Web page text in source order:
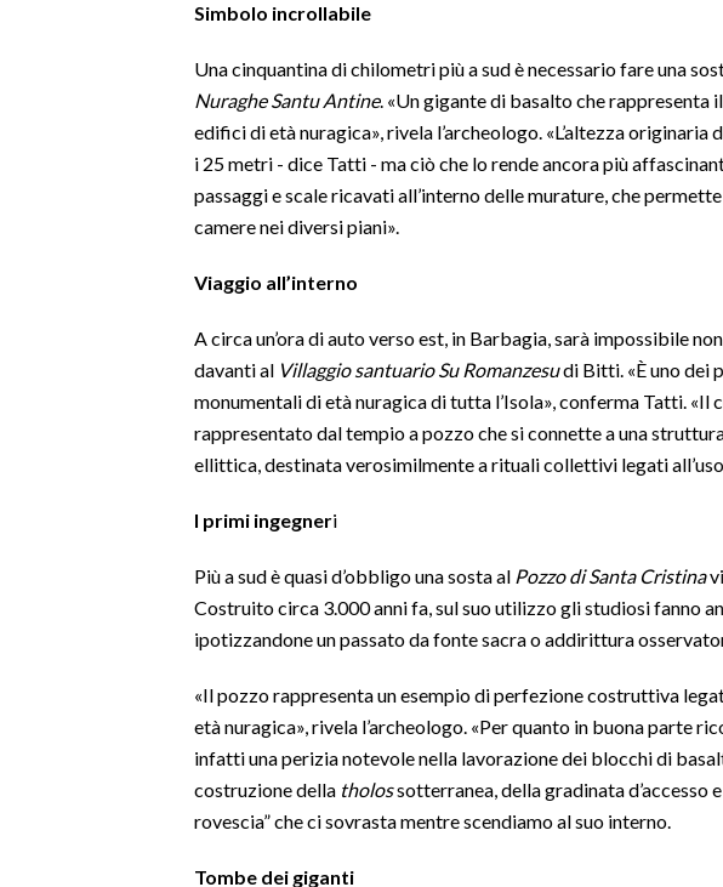
RISULTATI E CLASSIFICHESimbolo incrollabile
Una cinquantina di chilometri più a sud è necessario fare una
Nuraghe Santu Antine. «Un gigante di basalto che rappresenta
edifici di età nuragica», rivela l’archeologo. «L’altezza originaria
i 25 metri - dice Tatti - ma ciò che lo rende ancora più
passaggi e scale ricavati all’interno delle murature, che
camere nei diversi piani».
Viaggio all’interno
A circa un’ora di auto verso est, in Barbagia, sarà impossibile
davanti al Villaggio santuario Su Romanzesudi Bitti. «È uno dei
monumentali di età nuragica di tutta l’Isola», conferma Tatti. «Il
rappresentato dal tempio a pozzo che si connette a una
ellittica, destinata verosimilmente a rituali collettivi legati all’uso
I primi ingegneri
Più a sud è quasi d’obbligo una sosta al Pozzo di Santa Cristina
Costruito circa 3.000 anni fa, sul suo utilizzo gli studiosi fanno
ipotizzandone un passato da fonte sacra o addirittura
«Il pozzo rappresenta un esempio di perfezione costruttiva
età nuragica», rivela l’archeologo. «Per quanto in buona parte
infatti una perizia notevole nella lavorazione dei blocchi di
costruzione della tholossotterranea, della gradinata d’accesso
rovescia” che ci sovrasta mentre scendiamo al suo interno.
Tombe dei giganti